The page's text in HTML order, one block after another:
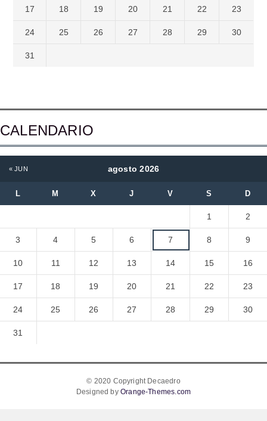
17 18 19 20 21 22 23
24 25 26 27 28 29 30
31
CALENDARIO
agosto 2026
L M X J V S D
« JUN
1 2
3 4 5 6 7 8 9
10 11 12 13 14 15 16
17 18 19 20 21 22 23
24 25 26 27 28 29 30
31
© 2020 Copyright Decaedro
Designed byOrange-Themes.com